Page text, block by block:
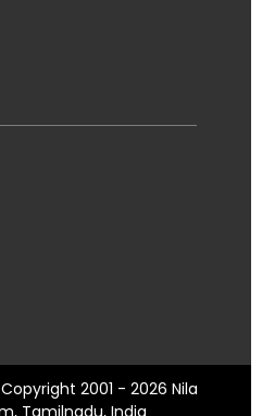
2001 - 2026 Nila
Tamilnadu, India